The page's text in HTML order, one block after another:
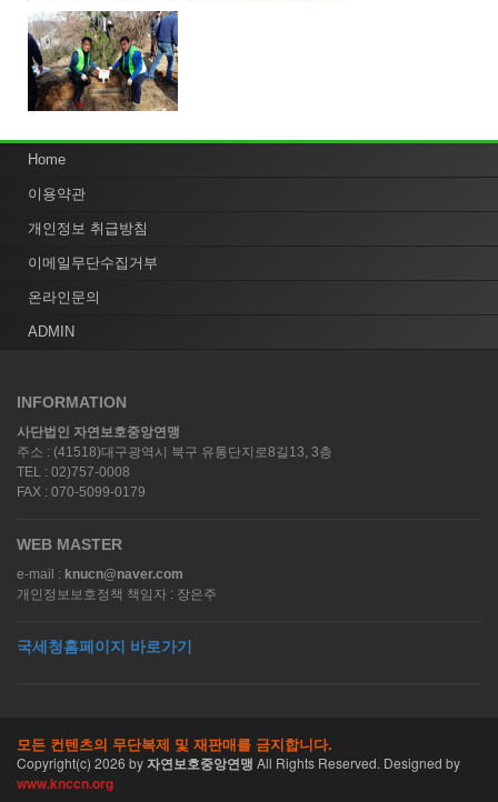
Home
이용약관
개인정보 취급방침
이메일무단수집거부
온라인문의
ADMIN
INFORMATION
사단법인 자연보호중앙연맹
주소 : (41518)대구광역시 북구 유통단지로8길13, 3층
TEL : 02)757-0008
FAX : 070-5099-0179
WEB MASTER
e-mail : knucn@naver.com
개인정보보호정책 책임자 : 장은주
국세청홈페이지 바로가기
모든 컨텐츠의 무단복제 및 재판매를 금지합니다.
Copyright(c) 2026 by자연보호중앙연맹 All Rights Reserved. Designed by
www.knccn.org